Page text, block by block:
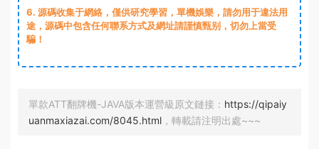
6. 源碼收集于網絡，僅供研究學習，單機娛樂，請勿用于違法用
途，源碼中包含任何聯系方式及網址請謹慎甄别，切勿上當受
騙！
單款ATT翻牌機-JAVA版本運營級原文鏈接： https://qipaiy
uanmaxiazai.com/8045.html ，轉載請注明出處~~~